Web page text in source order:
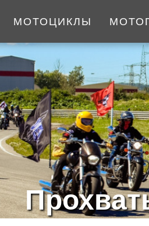
МОТОЦИКЛЫ